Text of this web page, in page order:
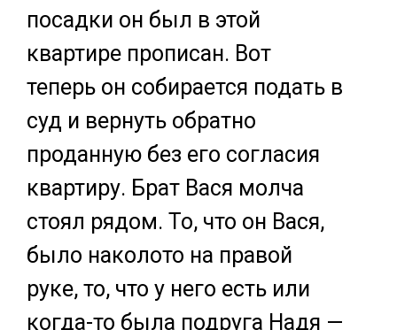
посадки он был в этой
квартире прописан. Вот
теперь он собирается подать в
суд и вернуть обратно
проданную без его согласия
квартиру. Брат Вася молча
стоял рядом. То, что он Вася,
было наколото на правой
руке, то, что у него есть или
когда-то была подруга Надя —